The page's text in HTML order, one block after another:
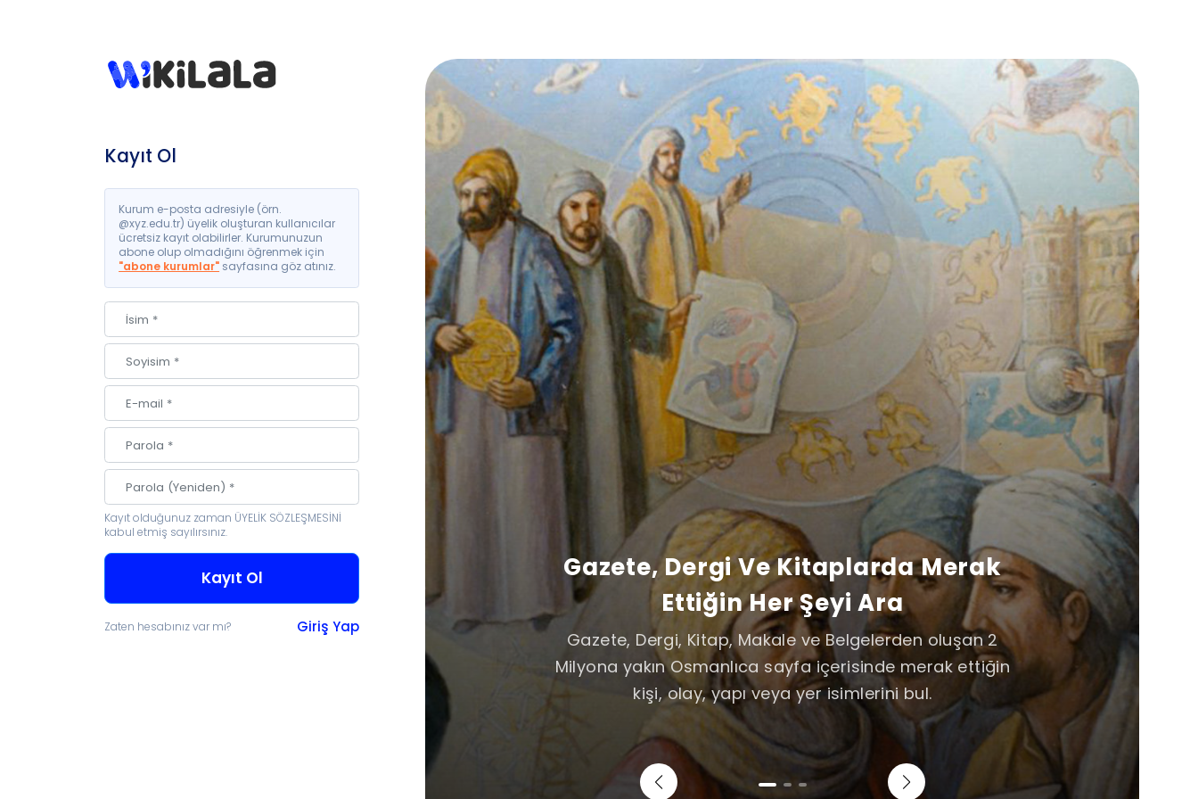
Kayıt Ol
Kurum e-posta adresiyle (örn.
@xyz.edu.tr) üyelik oluşturan kullanıcılar
ücretsiz kayıt olabilirler. Kurumunuzun
abone olup olmadığını öğrenmek için
"abone kurumlar" sayfasına göz atınız.
Kayıt olduğunuz zaman ÜYELİK SÖZLEŞMESİNİ
kabul etmiş sayılırsınız.
Kayıt Ol
Zaten hesabınız var mı? Giriş Yap
Ve Aranabilir Hale
Koleksiyonunuzu
Bağışlayın
Gazete, Dergi Ve Kitaplarda Merak
Ettiğin Her Şeyi Ara
Gazete, Dergi, Kitap, Makale ve Belgelerden oluşan 2
Milyona yakın Osmanlıca sayfa içerisinde merak ettiğin
kişi, olay, yapı veya yer isimlerini bul.